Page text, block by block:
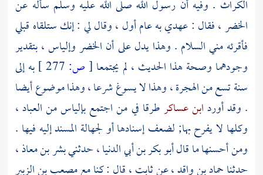
الكراث . وفيه أن رسول الله صلى الله عليه وسلم سأله عن
الخضر، فقال : عهدي به عام أول ، وقال لي : إنك ستلقاه قبلي
فأقرئه مني السلام . وهذا يدل على أن الخضروإلياس، بتقدير
وجودهما وصحة هذا الحديث ، لم يجتمعا [ص:
به إلى
سنة تسع من الهجرة ، وهذا لا يسوغ شرعا ، وهذا موضوع أيضا
. وقد أوردابن عساكرطرقا في من اجتمعبإلياسمن العباد ،
وكلها لا يفرح بها; لضعف إسنادها أو لجهالة المسند إليه فيها .
ومن أحسنها ما قالأبو بكر بن أبي الدنيا، حدثنيبشر بن معاذ،
حدثناحماد بن واقد، عنثابت، قال : كنا معمصعب بن الزبير